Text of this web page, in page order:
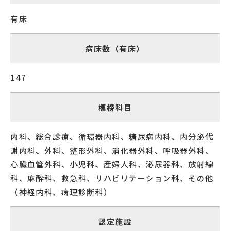
有床
病床数（有床）
147
標榜科目
内科、総合診療、循環器内科、糖尿病内科、内分泌代
謝内科、外科、整形外科、消化器外科、呼吸器外科、
心臓血管外科、小児科、産婦人科、泌尿器科、放射線
科、麻酔科、救急科、リハビリテーション科、その他
（神経内科、病理診断科）
認定施設